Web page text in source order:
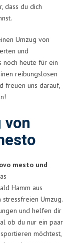
dass du dich
Umzug von
und
noch heute für ein
reibungslosen
freuen uns darauf,
mesto und
Hamm aus
Umzug.
und helfen dir
ob du nur ein paar
möchtest,